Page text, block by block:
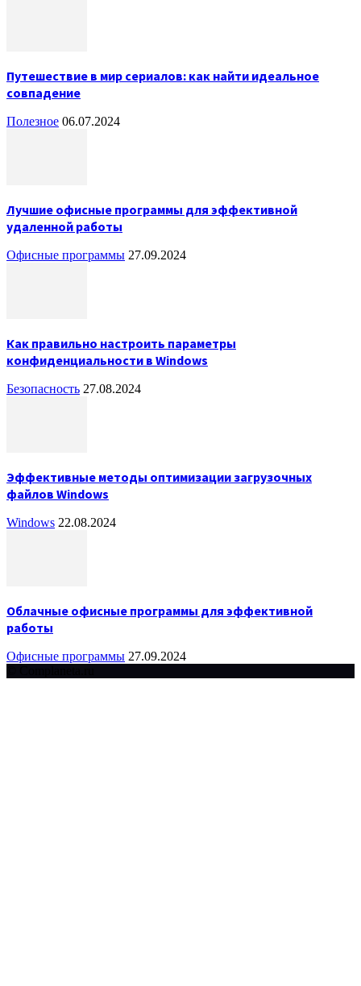
Путешествие в мир сериалов: как найти идеальное
совпадение
Полезное 06.07.2024
Лучшие офисные программы для эффективной
удаленной работы
Офисные программы 27.09.2024
Как правильно настроить параметры
конфиденциальности в Windows
Безопасность 27.08.2024
Эффективные методы оптимизации загрузочных
файлов Windows
Windows 22.08.2024
Облачные офисные программы для эффективной
работы
Офисные программы 27.09.2024